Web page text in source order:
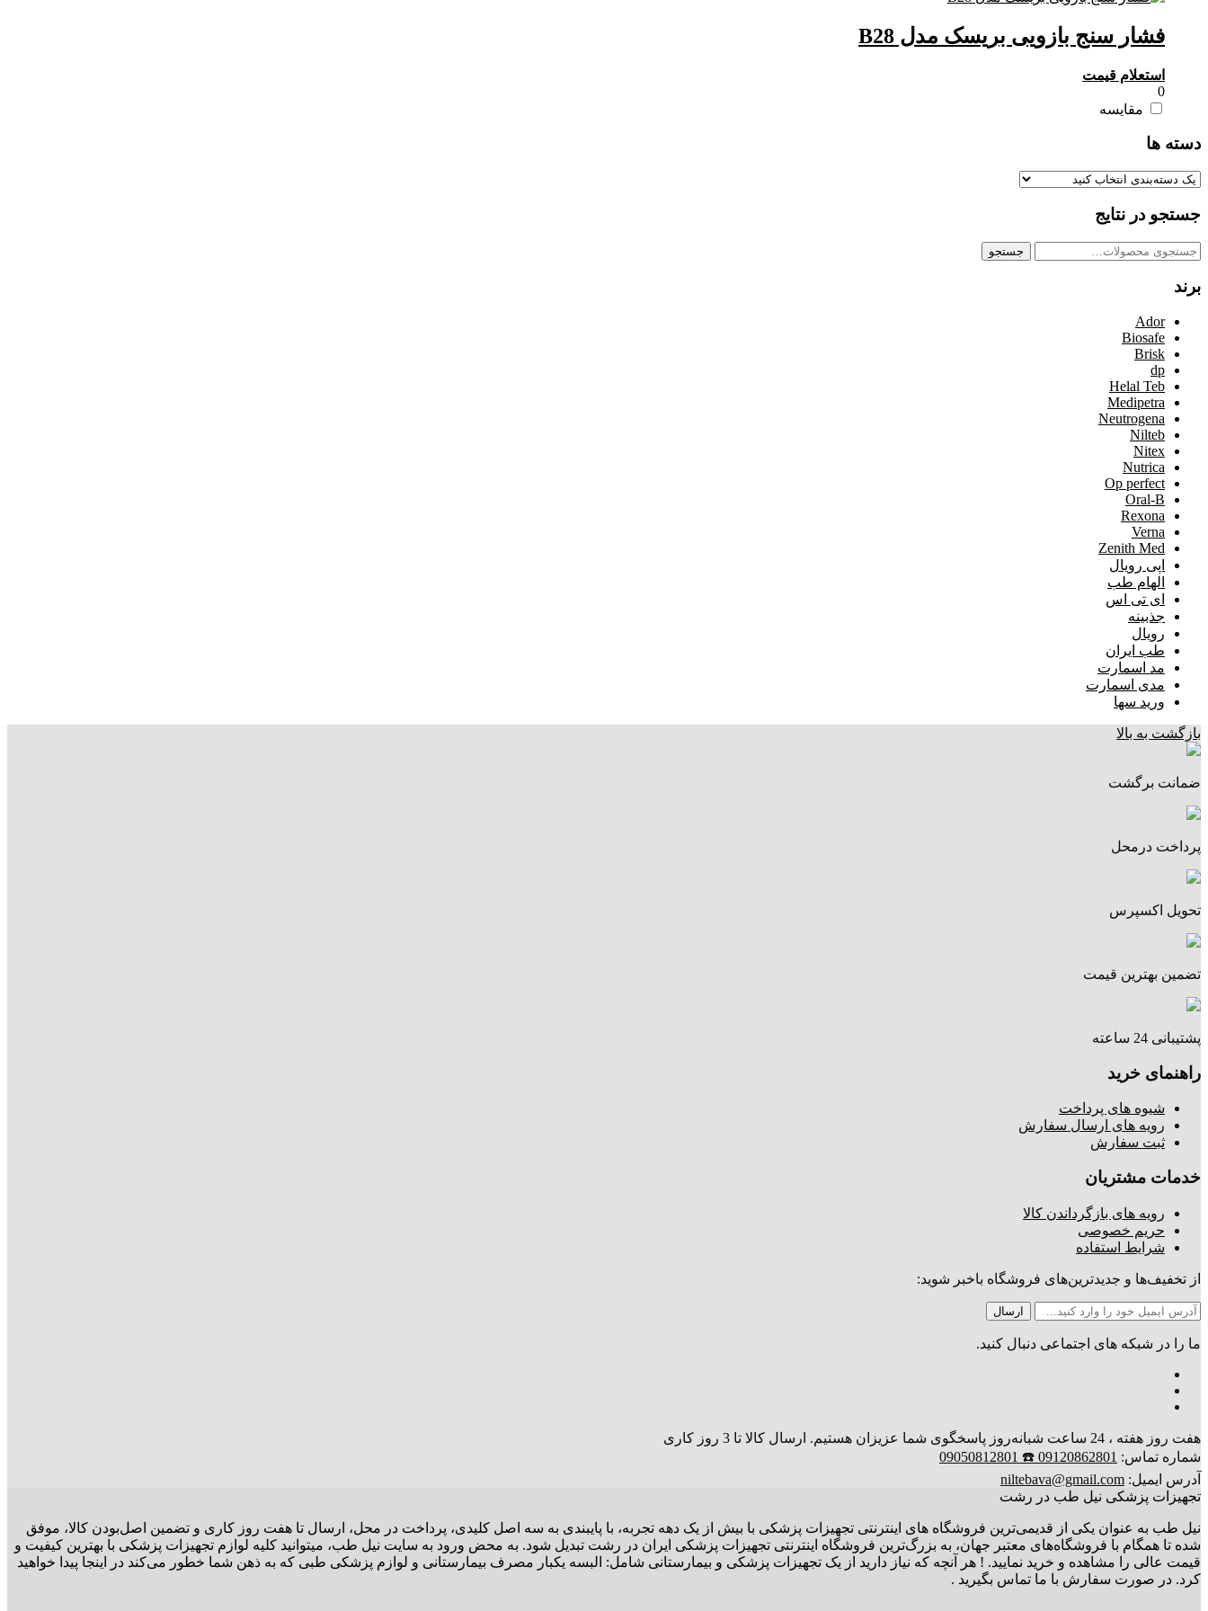
فشار سنج بازویی بریسک مدل B28
استعلام قیمت
0
مقایسه
دسته ها
جستجو در نتایج
جستجو
جستجو
برند
Ador
Biosafe
Brisk
dp
Helal Teb
Medipetra
Neutrogena
Nilteb
Nitex
Nutrica
Op perfect
Oral-B
Rexona
Verna
Zenith Med
اپی رویال
الهام طب
ای تی اس
جذبینه
رویال
طب ایران
مد اسمارت
مدی اسمارت
ورید سها
بازگشت به بالا
ضمانت برگشت
پرداخت درمحل
تحویل اکسپرس
تضمین بهترین قیمت
پشتیبانی 24 ساعته
راهنمای خرید
شیوه های پرداخت
رویه های ارسال سفارش
ثبت سفارش
خدمات مشتریان
رویه های بازگرداندن کالا
حریم خصوصی
شرایط استفاده
از تخفیف‌ها و جدیدترین‌های فروشگاه باخبر شوید:
ما را در شبکه های اجتماعی دنبال کنید.
هفت روز هفته ، 24 ساعت شبانه‌روز پاسخگوی شما عزیزان هستیم. ارسال کالا تا 3 روز کاری
شماره تماس: 09120862801 ☎️ 09050812801
آدرس ایمیل: niltebava@gmail.com
تجهیزات پزشکی نیل طب در رشت
نیل طب به عنوان یکی از قدیمی‌ترین فروشگاه های اینترنتی تجهیزات پزشکی با بیش از یک دهه تجربه، با پایبندی به سه اصل کلیدی، پرداخت در محل، ارسال تا هفت روز کاری و تضمین اصل‌بودن کالا، موفق
شده تا همگام با فروشگاه‌های معتبر جهان، به بزرگ‌ترین فروشگاه اینترنتی تجهیزات پزشکی ایران در رشت تبدیل شود. به محض ورود به سایت نیل طب، میتوانید کلیه لوازم تجهیزات پزشکی با بهترین کیفیت و
قیمت عالی را مشاهده و خرید نمایید. ! هر آنچه که نیاز دارید از یک تجهیزات پزشکی و بیمارستانی شامل: البسه یکبار مصرف بیمارستانی و لوازم پزشکی طبی که به ذهن شما خطور می‌کند در اینجا پیدا خواهید
کرد. در صورت سفارش با ما تماس بگیرید .